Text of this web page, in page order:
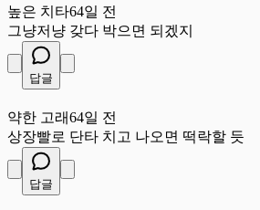
높은 치타64일 전
그냥저냥 갖다 박으면 되겠지
답글
약한 고래64일 전
상장빨로 단타 치고 나오면 떡락할 듯
답글